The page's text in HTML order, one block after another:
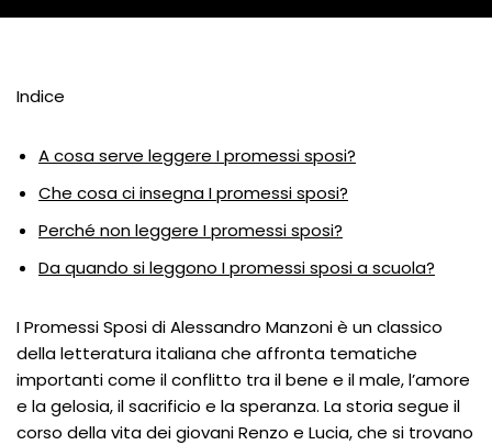
Indice
A cosa serve leggere I promessi sposi?
Che cosa ci insegna I promessi sposi?
Perché non leggere I promessi sposi?
Da quando si leggono I promessi sposi a scuola?
I Promessi Sposi di Alessandro Manzoni è un classico
della letteratura italiana che affronta tematiche
importanti come il conflitto tra il bene e il male, l’amore
e la gelosia, il sacrificio e la speranza. La storia segue il
corso della vita dei giovani Renzo e Lucia, che si trovano